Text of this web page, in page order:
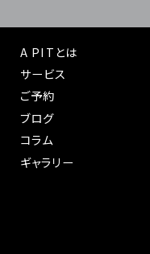
A PITとは
サービス
ご予約
ブログ
コラム
ギャラリー